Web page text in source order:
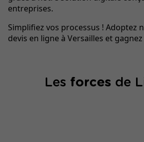
entreprises.
Simplifiez vos processus ! Adoptez
devis en ligne à Versailles et
Les forces de